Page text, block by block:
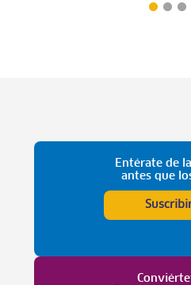
Entérate de
antes que